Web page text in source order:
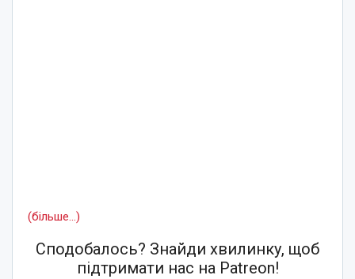
(більше…)
Сподобалось? Знайди хвилинку, щоб
підтримати нас на Patreon!